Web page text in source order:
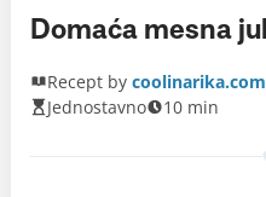
Domaća mesna
Recept by coolinarika.com
Jednostavno
10 min